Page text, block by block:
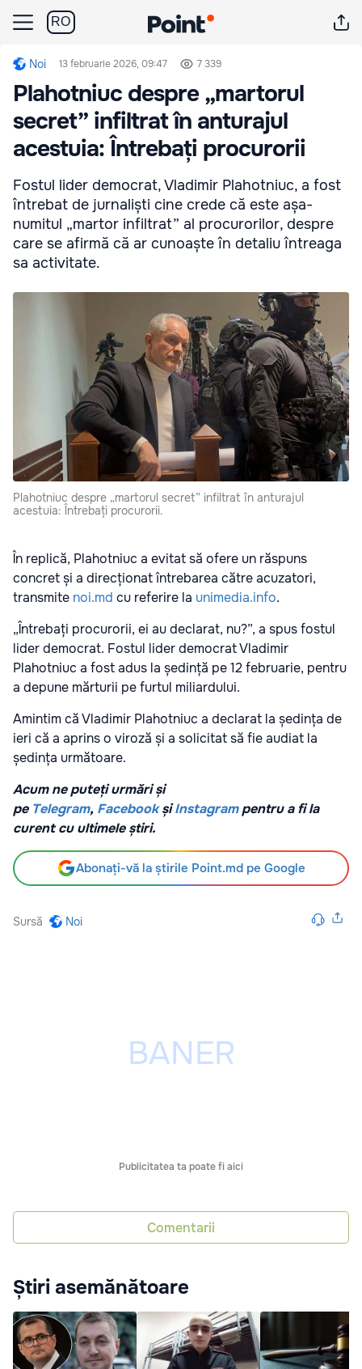
RO
Noi 13 februarie 2026, 09:47 7 339
Plahotniuc despre „martorul
secret” infiltrat în anturajul
acestuia: Întrebați procurorii
Fostul lider democrat, Vladimir Plahotniuc, a fost
întrebat de jurnaliști cine crede că este așa-
numitul „martor infiltrat” al procurorilor, despre
care se afirmă că ar cunoaște în detaliu întreaga
sa activitate.
Plahotniuc despre „martorul secret” infiltrat în anturajul
acestuia: Întrebați procurorii.
În replică, Plahotniuc a evitat să ofere un răspuns
concret și a direcționat întrebarea către acuzatori,
transmite noi.md cu referire la unimedia.info.
„Întrebați procurorii, ei au declarat, nu?”, a spus fostul
lider democrat. Fostul lider democrat Vladimir
Plahotniuc a fost adus la ședință pe 12 februarie, pentru
a depune mărturii pe furtul miliardului.
Amintim că Vladimir Plahotniuc a declarat la ședința de
ieri că a aprins o viroză și a solicitat să fie audiat la
ședința următoare.
Acum ne puteți urmări și
pe Telegram, Facebook șiInstagrampentru a fi la
curent cu ultimele știri.
Abonați-vă la știrile Point.md pe Google
Sursă Noi
Publicitatea ta poate fi aici
Comentarii
Știri asemănătoare